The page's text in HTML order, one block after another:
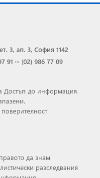
3, ап. 3, София 1142
91 ··· (02) 986 77 09
Достъп до информация.
да знам
разследвания